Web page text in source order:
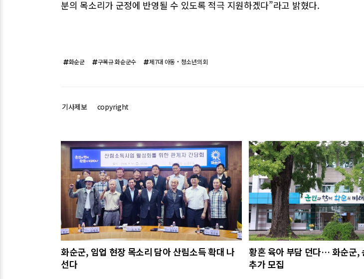
분의 목소리가 군정에 반영될 수 있도록 적극 지원하겠다”라고 밝혔다.
화순군 구복규 화순군수 제7대 아동‧청소년의회
기사제보 copyright
관련기사
화순군, 임업 현장 목소리 담아 산림소득 확대 나
선다
황혼 육아 부담 던다… 화순군,
추가 모집